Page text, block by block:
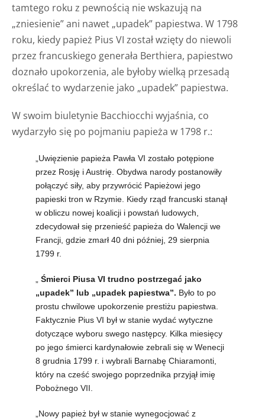
tamtego roku z pewnością nie wskazują na
„zniesienie” ani nawet „upadek” papiestwa. W 1798
roku, kiedy papież Pius VI został wzięty do niewoli
przez francuskiego generała Berthiera, papiestwo
doznało upokorzenia, ale byłoby wielką przesadą
określać to wydarzenie jako „upadek” papiestwa.
W swoim biuletynie Bacchiocchi wyjaśnia, co
wydarzyło się po pojmaniu papieża w 1798 r.:
„Uwięzienie papieża Pawła VI zostało potępione
przez Rosję i Austrię. Obydwa narody postanowiły
połączyć siły, aby przywrócić Papieżowi jego
papieski tron w Rzymie. Kiedy rząd francuski stanął
w obliczu nowej koalicji i powstań ludowych,
zdecydował się przenieść papieża do Walencji we
Francji, gdzie zmarł 40 dni później, 29 sierpnia
1799 r.
Śmierci Piusa VI trudno postrzegać jako
„upadek” lub „upadek papiestwa”. Było to po
prostu chwilowe upokorzenie prestiżu papiestwa.
Faktycznie Pius VI był w stanie wydać wytyczne
dotyczące wyboru swego następcy. Kilka miesięcy
po jego śmierci kardynałowie zebrali się w Wenecji
8 grudnia 1799 r. i wybrali Barnabę Chiaramonti,
który na cześć swojego poprzednika przyjął imię
Pobożnego VII.
„Nowy papież był w stanie wynegocjować z